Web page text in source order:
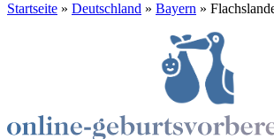
Startseite » Deutschland » Bayern »